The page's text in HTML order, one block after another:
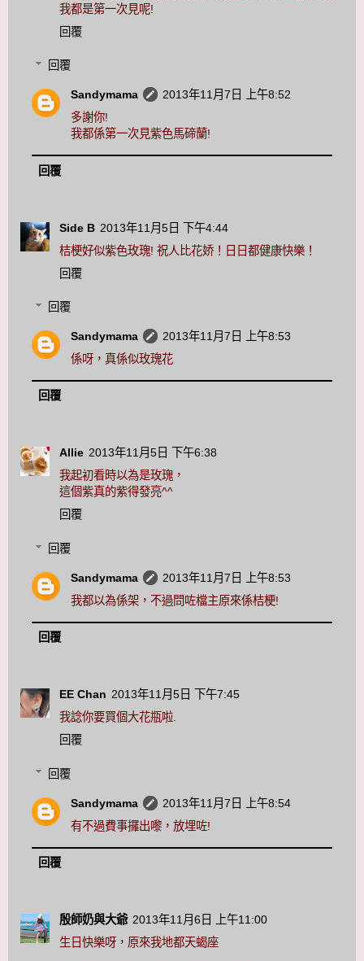
我都是第一次見呢!
回覆
回覆
Sandymama
2013年11月7日 上午8:52
多謝你!
我都係第一次見紫色馬碲蘭!
回覆
Side B 2013年11月5日 下午4:44
桔梗好似紫色玫瑰! 祝人比花娇！日日都健康快樂！
回覆
回覆
Sandymama
2013年11月7日 上午8:53
係呀，真係似玫瑰花
回覆
Allie 2013年11月5日 下午6:38
我起初看時以為是玫瑰，
這個紫真的紫得發亮^^
回覆
回覆
Sandymama
2013年11月7日 上午8:53
我都以為係架，不過問咗檔主原來係桔梗!
回覆
EE Chan 2013年11月5日 下午7:45
我諗你要買個大花瓶啦.
回覆
回覆
Sandymama
2013年11月7日 上午8:54
有不過費事攞出嚟，放埋咗!
回覆
殷師奶與大爺 2013年11月6日 上午11:00
生日快樂呀，原來我地都天蝎座